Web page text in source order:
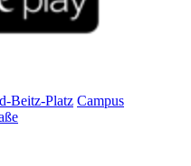
Beitz-Platz Campus